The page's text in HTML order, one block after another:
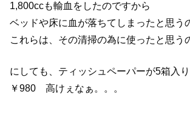
1,800ccも輸血をしたのですから
ベッドや床に血が落ちてしまったと思う
これらは、その清掃の為に使ったと思う
にしても、ティッシュペーパーが5箱入
￥980 高けぇなぁ。。。